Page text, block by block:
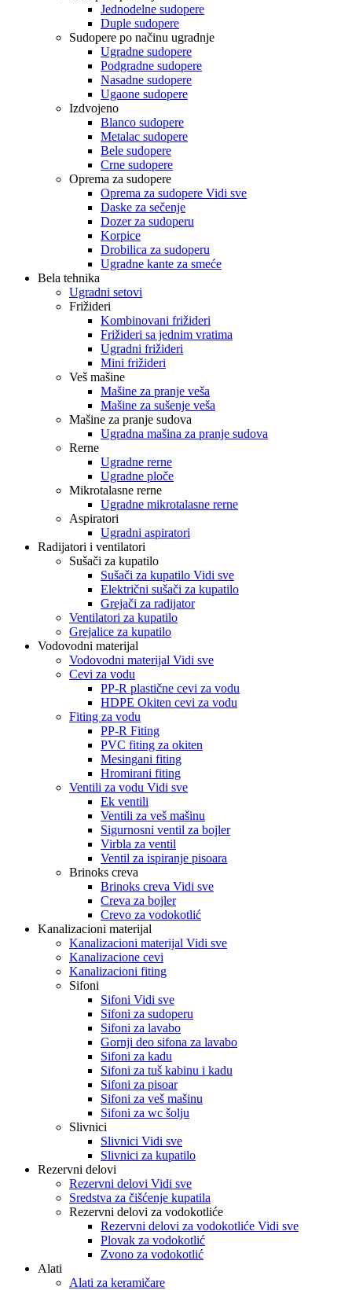
Jednodelne sudopere
Duple sudopere
Sudopere po načinu ugradnje
Ugradne sudopere
Podgradne sudopere
Nasadne sudopere
Ugaone sudopere
Izdvojeno
Blanco sudopere
Metalac sudopere
Bele sudopere
Crne sudopere
Oprema za sudopere
Oprema za sudopere Vidi sve
Daske za sečenje
Dozer za sudoperu
Korpice
Drobilica za sudoperu
Ugradne kante za smeće
Bela tehnika
Ugradni setovi
Frižideri
Kombinovani frižideri
Frižideri sa jednim vratima
Ugradni frižideri
Mini frižideri
Veš mašine
Mašine za pranje veša
Mašine za sušenje veša
Mašine za pranje sudova
Ugradna mašina za pranje sudova
Rerne
Ugradne rerne
Ugradne ploče
Mikrotalasne rerne
Ugradne mikrotalasne rerne
Aspiratori
Ugradni aspiratori
Radijatori i ventilatori
Sušači za kupatilo
Sušači za kupatilo Vidi sve
Električni sušači za kupatilo
Grejači za radijator
Ventilatori za kupatilo
Grejalice za kupatilo
Vodovodni materijal
Vodovodni materijal Vidi sve
Cevi za vodu
PP-R plastične cevi za vodu
HDPE Okiten cevi za vodu
Fiting za vodu
PP-R Fiting
PVC fiting za okiten
Mesingani fiting
Hromirani fiting
Ventili za vodu Vidi sve
Ek ventili
Ventili za veš mašinu
Sigurnosni ventil za bojler
Virbla za ventil
Ventil za ispiranje pisoara
Brinoks creva
Brinoks creva Vidi sve
Creva za bojler
Crevo za vodokotlić
Kanalizacioni materijal
Kanalizacioni materijal Vidi sve
Kanalizacione cevi
Kanalizacioni fiting
Sifoni
Sifoni Vidi sve
Sifoni za sudoperu
Sifoni za lavabo
Gornji deo sifona za lavabo
Sifoni za kadu
Sifoni za tuš kabinu i kadu
Sifoni za pisoar
Sifoni za veš mašinu
Sifoni za wc šolju
Slivnici
Slivnici Vidi sve
Slivnici za kupatilo
Rezervni delovi
Rezervni delovi Vidi sve
Sredstva za čišćenje kupatila
Rezervni delovi za vodokotliće
Rezervni delovi za vodokotliće Vidi sve
Plovak za vodokotlić
Zvono za vodokotlić
Alati
Alati za keramičare